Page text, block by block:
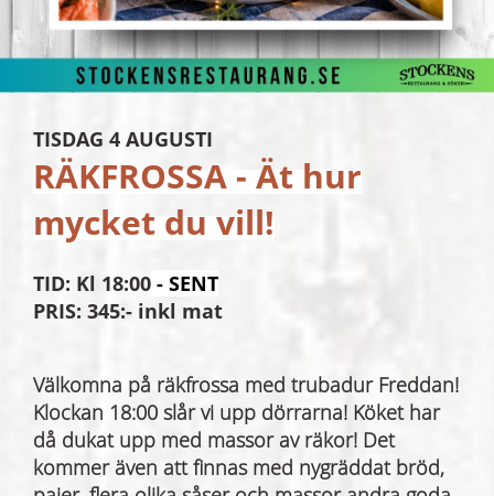
TISDAG 4 AUGUSTI
RÄKFROSSA - Ät hur
mycket du vill!
TID: Kl 18:00 - SENT
PRIS: 345:- inkl mat
Välkomna på räkfrossa med trubadur Freddan!
Klockan 18:00 slår vi upp dörrarna! Köket har
då dukat upp med massor av räkor! Det
kommer även att finnas med nygräddat bröd,